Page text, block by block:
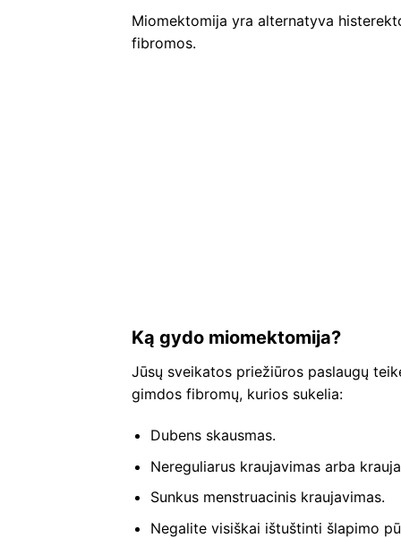
Miomektomija yra alternatyva
fibromos.
Ką gydo miomektomija?
Jūsų sveikatos priežiūros paslaugų
gimdos fibromų, kurios sukelia:
Dubens skausmas.
Nereguliarus kraujavimas arba
Sunkus menstruacinis kraujavimas.
Negalite visiškai ištuštinti šlapimo